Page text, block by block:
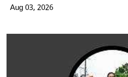
Aug 03, 2026